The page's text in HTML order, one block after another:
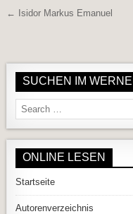
← Isidor Markus Emanuel
SUCHEN IM
Search for:
ONLINE LESEN
Startseite
Autorenverzeichnis